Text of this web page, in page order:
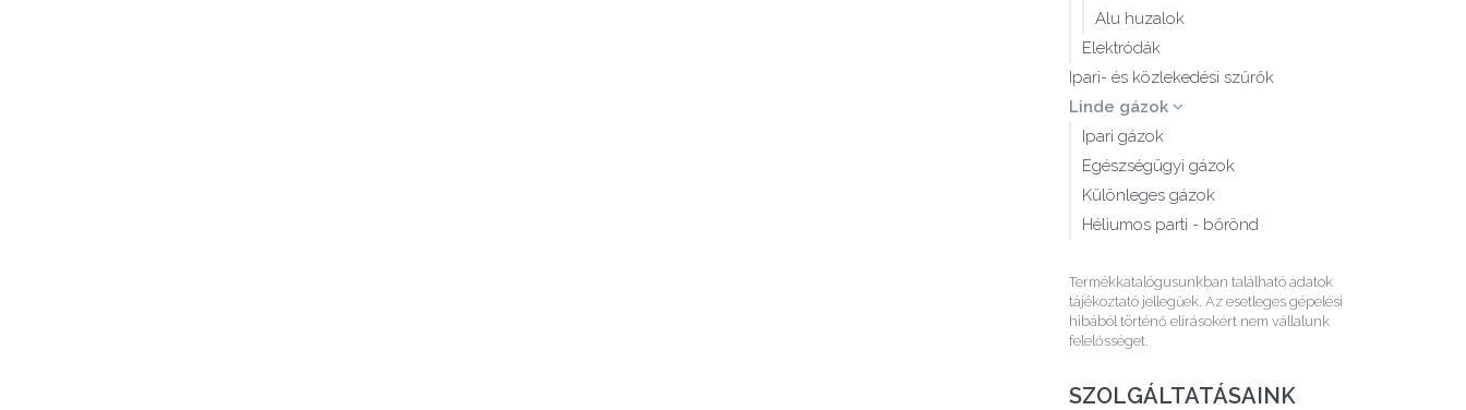
Alu huzalok
Elektródák
Ipari- és közlekedési szűrők
Linde gázok
Ipari gázok
Egészségügyi gázok
Különleges gázok
Héliumos parti - bőrönd
Termékkatalógusunkban található adatok
tájékoztató jellegűek. Az esetleges gépelési
hibából történő elírásokért nem vállalunk
felelősséget.
SZOLGÁLTATÁSAINK